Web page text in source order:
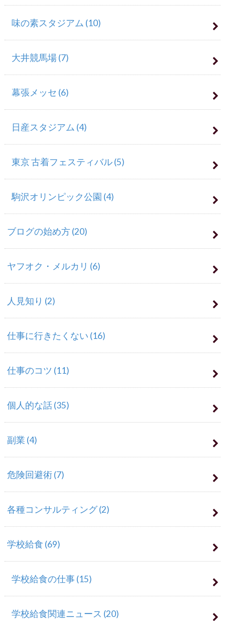
味の素スタジアム (10)
大井競馬場(7)
幕張メッセ (6)
日産スタジアム (4)
東京 古着フェスティバル(5)
駒沢オリンピック公園 (4)
ブログの始め方(20)
ヤフオク・メルカリ (6)
人見知り (2)
仕事に行きたくない (16)
仕事のコツ (11)
個人的な話(35)
副業 (4)
危険回避術(7)
各種コンサルティング(2)
学校給食 (69)
学校給食の仕事(15)
学校給食関連ニュース (20)